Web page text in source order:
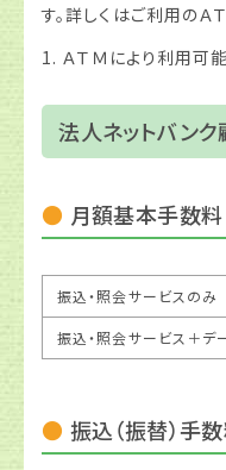
す。詳しくはご利用のＡ
1. ＡＴＭにより利用可
法人ネットバン
月額基本手数料
振込・照会サービスのみ
振込・照会サービス＋デ
振込（振替）手